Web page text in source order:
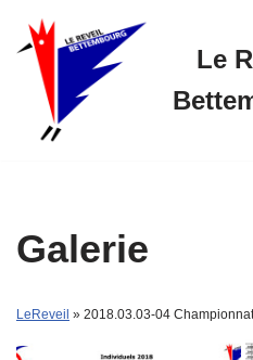
Skip
content
Le
Galerie
LeReveil » 2018.03.03-04